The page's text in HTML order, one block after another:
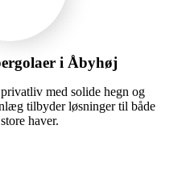
i Åbyhøj
med solide hegn og
tilbyder løsninger til både
haver.